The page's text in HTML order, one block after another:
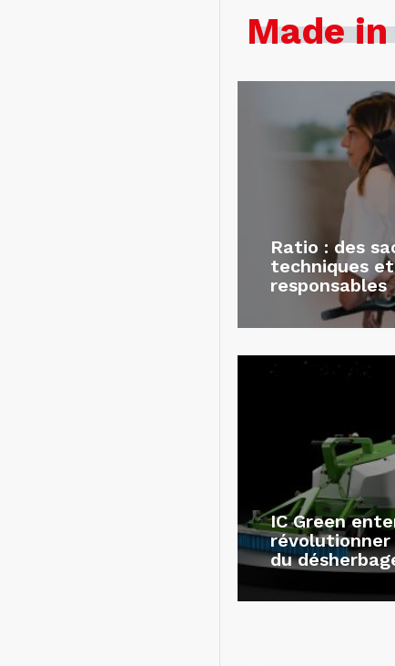
Made
Ratio : des
techniques
responsables
IC Green
révolutionner
du